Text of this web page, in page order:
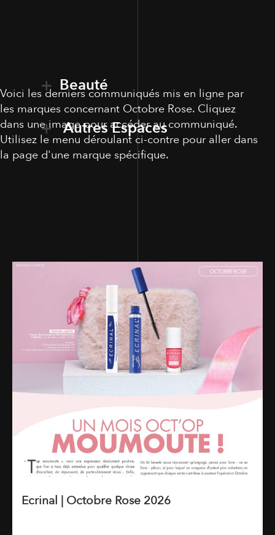
Beauté
Autres Espaces
Voici les derniers communiqués mis en ligne par
les marques concernant Octobre Rose. Cliquez
dans une image pour accéder au communiqué.
Utilisez le menu déroulant ci-contre pour aller dans
la page d'une marque spécifique.
Ecrinal | Octobre Rose 2026